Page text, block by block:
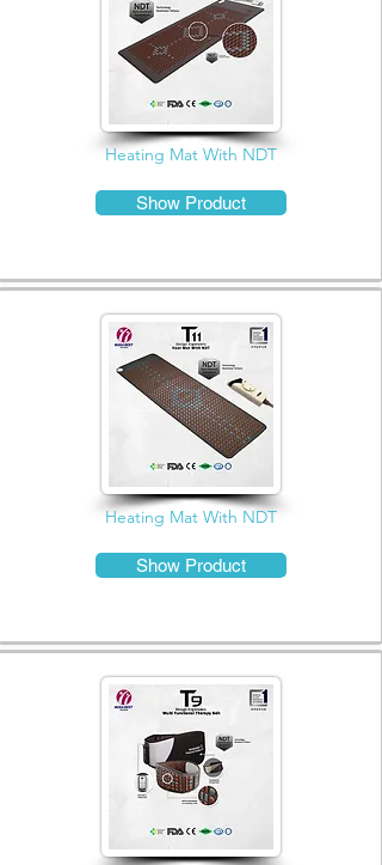
Heating Mat With NDT
Show Product
Heating Mat With NDT
Show Product